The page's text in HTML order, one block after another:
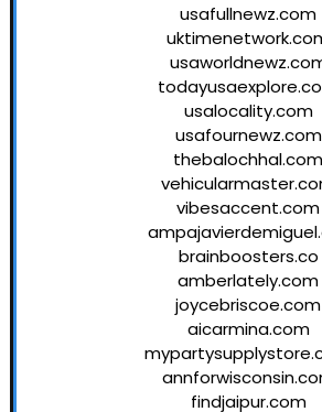
usafullnewz.com
usalocality.com
usafournewz.com
thebalochhal.com
vibesaccent.com
brainboosters.co
amberlately.com
joycebriscoe.com
aicarmina.com
findjaipur.com